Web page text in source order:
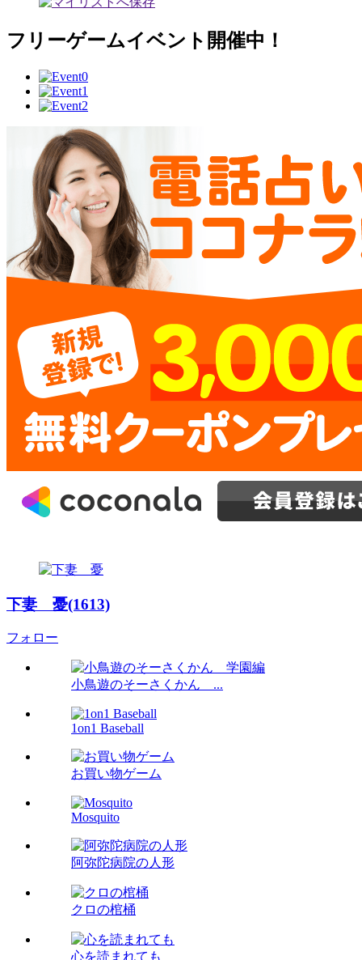
フリーゲームイベント開催中！
下妻 憂(1613)
フォロー
小鳥遊のそーさくかん ...
1on1 Baseball
お買い物ゲーム
Mosquito
阿弥陀病院の人形
クロの棺桶
心を読まれても